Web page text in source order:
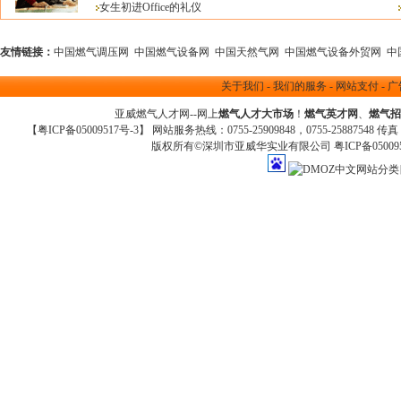
女生初进Office的礼仪
友情链接： 中国燃气调压网 中国燃气设备网 中国天然气网 中国燃气设备外贸网 中
关于我们 - 我们的服务 - 网站支付- 广
亚威燃气人才网--网上燃气人才大市场！ 燃气英才网 、 燃气
【粤ICP备05009517号-3】 网站服务热线：0755-25909848，0755-25887548 传
版权所有©深圳市亚威华实业有限公司 粤ICP备